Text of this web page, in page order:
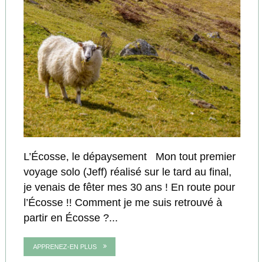
L’Écosse, le dépaysement Mon tout premier
voyage solo (Jeff) réalisé sur le tard au final,
je venais de fêter mes 30 ans ! En route pour
l’Écosse !! Comment je me suis retrouvé à
partir en Écosse ?...
APPRENEZ-EN PLUS